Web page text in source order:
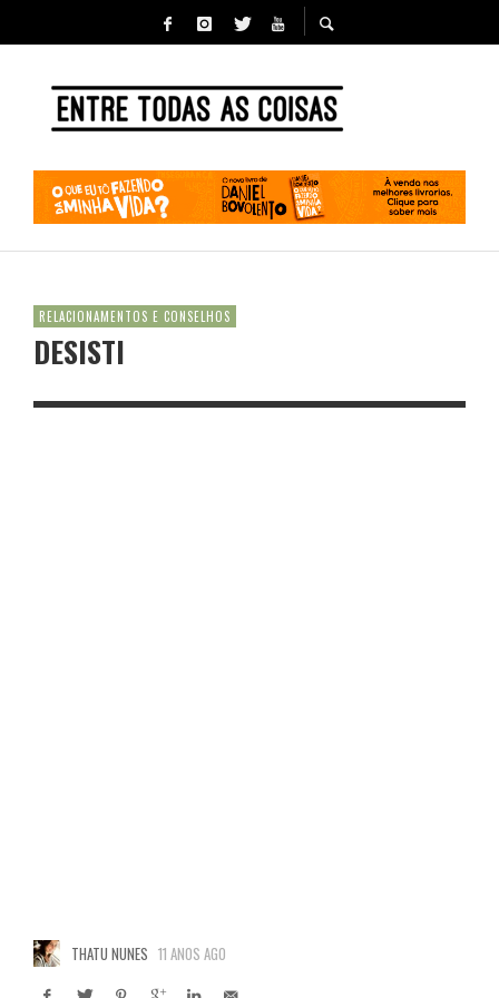
RELACIONAMENTOS E CONSELHOS
DESISTI
THATU NUNES 11 ANOS AGO